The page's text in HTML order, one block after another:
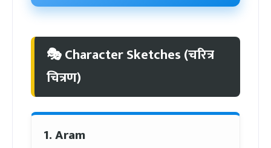
🎭 Character Sketches (चरित्र
चित्रण)
1. Aram